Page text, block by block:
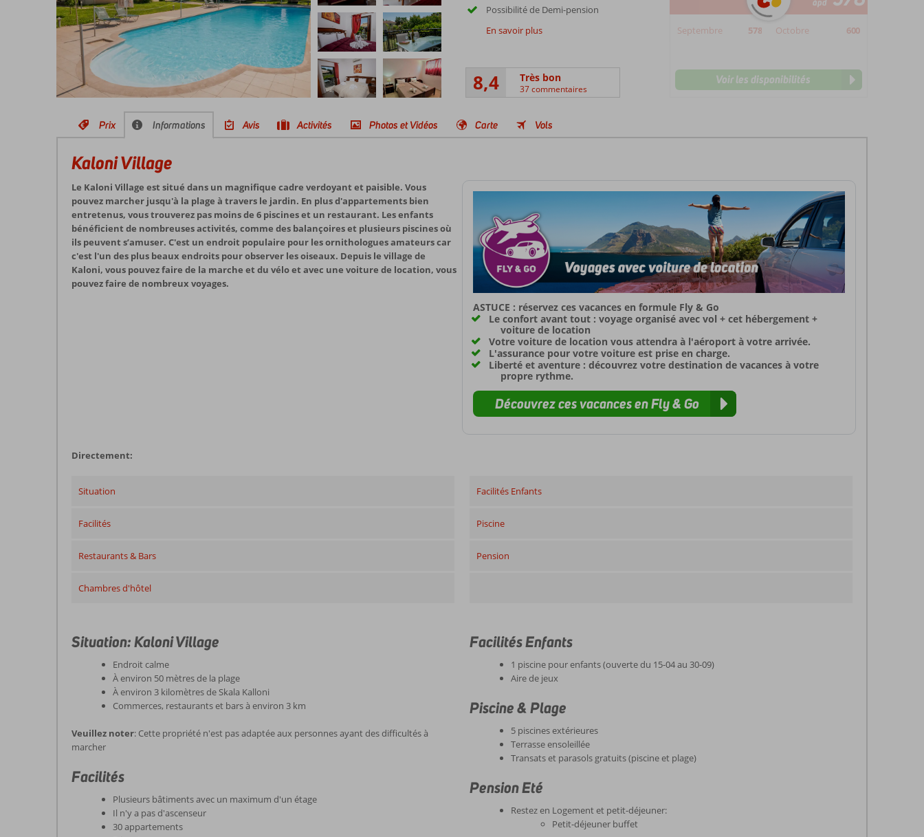
Possibilité de Demi-pension
En savoir plus
8,4 Très bon
37 commentaires
àpd
Septembre 578 Octobre 600
Voir les disponibilités
Prix Informations Avis Activités Photos et Vidéos Carte Vols
Kaloni Village
Le Kaloni Village est situé dans un magnifique cadre verdoyant et paisible. Vous
pouvez marcher jusqu'à la plage à travers le jardin. En plus d'appartements bien
entretenus, vous trouverez pas moins de 6 piscines et un restaurant. Les enfants
bénéficient de nombreuses activités, comme des balançoires et plusieurs piscines où
ils peuvent s’amuser. C'est un endroit populaire pour les ornithologues amateurs car
c'est l'un des plus beaux endroits pour observer les oiseaux. Depuis le village de
Kaloni, vous pouvez faire de la marche et du vélo et avec une voiture de location, vous
pouvez faire de nombreux voyages.
ASTUCE : réservez ces vacances en formule Fly & Go
Le confort avant tout : voyage organisé avec vol + cet hébergement +
voiture de location
Votre voiture de location vous attendra à l'aéroport à votre arrivée.
L'assurance pour votre voiture est prise en charge.
Liberté et aventure : découvrez votre destination de vacances à votre
propre rythme.
Découvrez ces vacances en Fly & Go
Directement:
Situation
Facilités
Restaurants & Bars
Chambres d'hôtel
Facilités Enfants
Piscine
Pension
Situation: Kaloni Village
Endroit calme
À environ 50 mètres de la plage
À environ 3 kilomètres de Skala Kalloni
Commerces, restaurants et bars à environ 3 km
Veuillez noter: Cette propriété n'est pas adaptée aux personnes ayant des difficultés à
marcher
Facilités
Plusieurs bâtiments avec un maximum d'un étage
Il n'y a pas d'ascenseur
30 appartements
Facilités Enfants
1 piscine pour enfants (ouverte du 15-04 au 30-09)
Aire de jeux
Piscine & Plage
5 piscines extérieures
Terrasse ensoleillée
Transats et parasols gratuits (piscine et plage)
Pension Eté
Restez en Logement et petit-déjeuner:
Petit-déjeuner buffet